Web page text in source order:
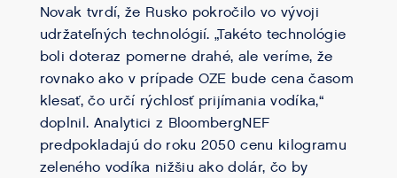
Novak tvrdí, že Rusko pokročilo vo vývoji
udržateľných technológií. „Takéto technológie
boli doteraz pomerne drahé, ale veríme, že
rovnako ako v prípade OZE bude cena časom
klesať, čo určí rýchlosť prijímania vodíka,“
doplnil. Analytici z BloombergNEF
predpokladajú do roku 2050 cenu kilogramu
zeleného vodíka nižšiu ako dolár, čo by